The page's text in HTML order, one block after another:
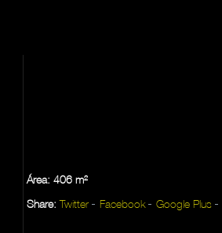
Área: 406 m²
Share:Twitter Facebook Google Plus